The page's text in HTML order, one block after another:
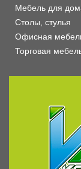
Мебель для
Столы, стулья
Офисная
Торговая